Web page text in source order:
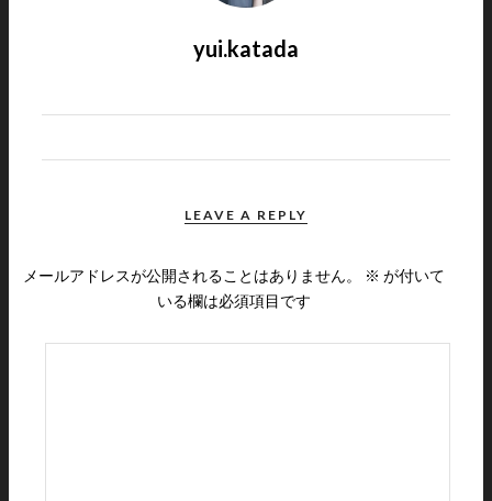
yui.katada
LEAVE A REPLY
メールアドレスが公開されることはありません。 ※ が付いて
いる欄は必須項目です